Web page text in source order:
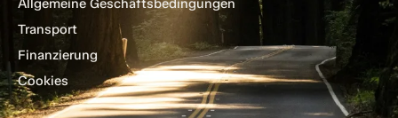
Transport
Finanzierung
Cookies